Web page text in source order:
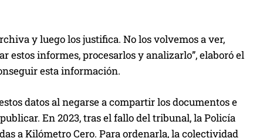
n
u
e
l
v
y luego los justifica. No los volvemos a ver,
estos informes, procesarlos y analizarlo”, elaboró el
esta información.
datos al negarse a compartir los documentos e
En 2023, tras el fallo del tribunal, la Policía
a Kilómetro Cero. Para ordenarla, la colectividad